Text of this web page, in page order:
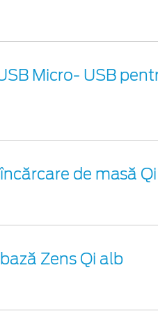
Micro- USB
de masă
Zens Qi alb